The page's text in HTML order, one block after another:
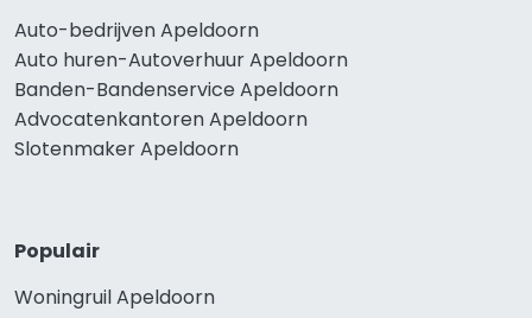
Auto-bedrijven Apeldoorn
Auto huren-Autoverhuur Apeldoorn
Banden-Bandenservice Apeldoorn
Advocatenkantoren Apeldoorn
Slotenmaker Apeldoorn
Populair
Woningruil Apeldoorn